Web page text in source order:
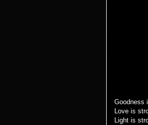
Goodness
Love is
Light is